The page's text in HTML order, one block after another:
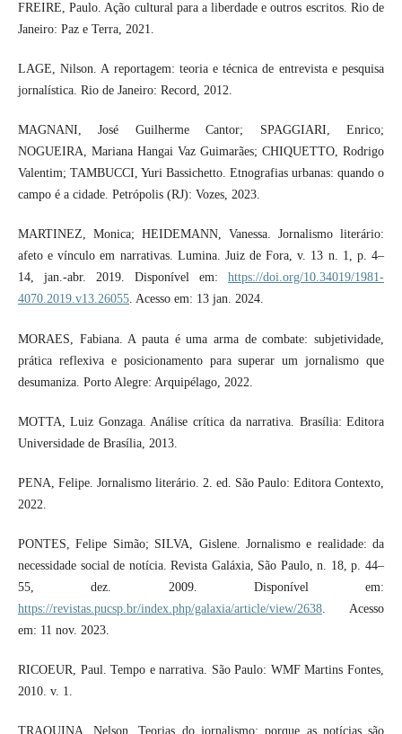
FREIRE, Paulo. Ação cultural para a liberdade e outros escritos. Rio de
Janeiro: Paz e Terra, 2021.
LAGE, Nilson. A reportagem: teoria e técnica de entrevista e pesquisa
jornalística. Rio de Janeiro: Record, 2012.
MAGNANI, José Guilherme Cantor; SPAGGIARI, Enrico;
NOGUEIRA, Mariana Hangai Vaz Guimarães; CHIQUETTO, Rodrigo
Valentim; TAMBUCCI, Yuri Bassichetto. Etnografias urbanas: quando o
campo é a cidade. Petrópolis (RJ): Vozes, 2023.
MARTINEZ, Monica; HEIDEMANN, Vanessa. Jornalismo literário:
afeto e vínculo em narrativas. Lumina. Juiz de Fora, v. 13 n. 1, p. 4–
14, jan.-abr. 2019. Disponível em:https://doi.org/10.34019/1981-
4070.2019.v13.26055. Acesso em: 13 jan. 2024.
MORAES, Fabiana. A pauta é uma arma de combate: subjetividade,
prática reflexiva e posicionamento para superar um jornalismo que
desumaniza. Porto Alegre: Arquipélago, 2022.
MOTTA, Luiz Gonzaga. Análise crítica da narrativa. Brasília: Editora
Universidade de Brasília, 2013.
PENA, Felipe. Jornalismo literário. 2. ed. São Paulo: Editora Contexto,
2022.
PONTES, Felipe Simão; SILVA, Gislene. Jornalismo e realidade: da
necessidade social de notícia. Revista Galáxia, São Paulo, n. 18, p. 44–
55, dez. 2009. Disponível em:
https://revistas.pucsp.br/index.php/galaxia/article/view/2638. Acesso
em: 11 nov. 2023.
RICOEUR, Paul. Tempo e narrativa. São Paulo: WMF Martins Fontes,
2010. v. 1.
TRAQUINA, Nelson. Teorias do jornalismo: porque as notícias são